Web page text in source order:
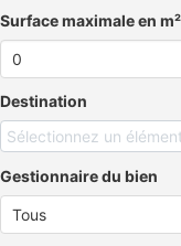
Surface maximale en m²
Destination
Sélectionnez un élément
Gestionnaire du bien